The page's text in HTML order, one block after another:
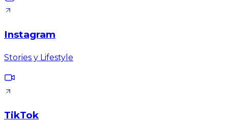
Instagram
Stories y Lifestyle
TikTok